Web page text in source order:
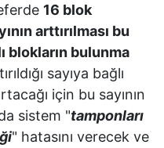
16 blok
arttırılması bu
blokların bulunma
sayıya bağlı
için bu sayının
sistem "tamponları
" hatasını verecek ve